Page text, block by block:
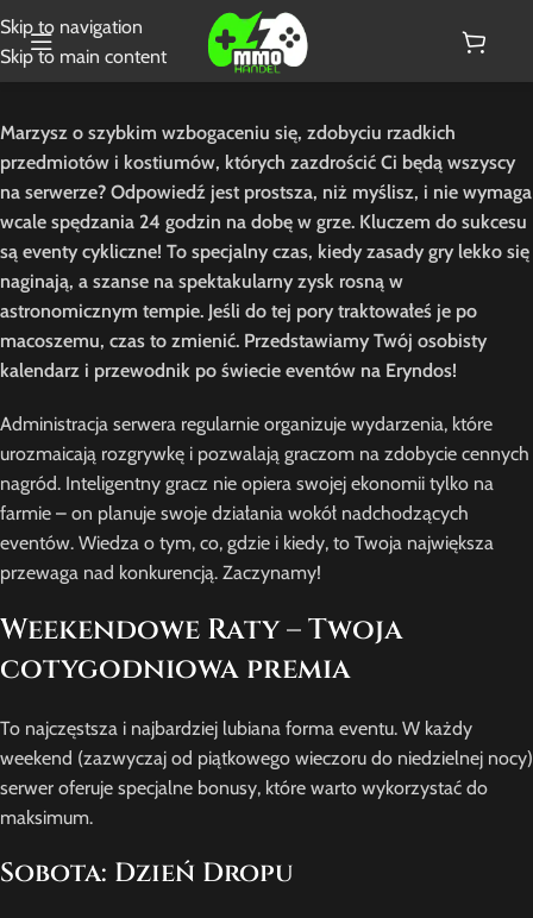
Skip to navigation
Skip to main content
Marzysz o szybkim wzbogaceniu się, zdobyciu rzadkich
przedmiotów i kostiumów, których zazdrościć Ci będą wszyscy
na serwerze? Odpowiedź jest prostsza, niż myślisz, i nie wymaga
wcale spędzania 24 godzin na dobę w grze. Kluczem do sukcesu
są eventy cykliczne! To specjalny czas, kiedy zasady gry lekko się
naginają, a szanse na spektakularny zysk rosną w
astronomicznym tempie. Jeśli do tej pory traktowałeś je po
macoszemu, czas to zmienić. Przedstawiamy Twój osobisty
kalendarz i przewodnik po świecie eventów na Eryndos!
Administracja serwera regularnie organizuje wydarzenia, które
urozmaicają rozgrywkę i pozwalają graczom na zdobycie cennych
nagród. Inteligentny gracz nie opiera swojej ekonomii tylko na
farmie – on planuje swoje działania wokół nadchodzących
eventów. Wiedza o tym, co, gdzie i kiedy, to Twoja największa
przewaga nad konkurencją. Zaczynamy!
Weekendowe Raty – Twoja
cotygodniowa premia
To najczęstsza i najbardziej lubiana forma eventu. W każdy
weekend (zazwyczaj od piątkowego wieczoru do niedzielnej nocy)
serwer oferuje specjalne bonusy, które warto wykorzystać do
maksimum.
Sobota: Dzień Dropu